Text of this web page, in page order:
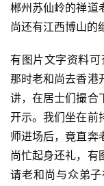
郴州苏仙岭的禅道
尚还有江西博山的
有图片文字资料可
那时老和尚去香港
讲，在居士们撮合
开示。我们坐在前
师进场后，竟直奔
尚忙起身还礼，有
请老和尚与众弟